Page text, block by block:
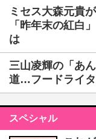
ミセス大森元貴
「昨年末の紅白
は
三山凌輝の「あ
道…フードライタ
スペシャル